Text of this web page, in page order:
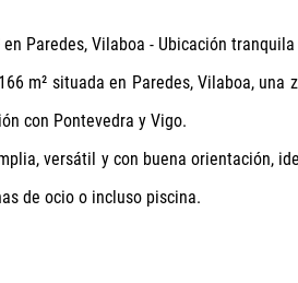
en Paredes, Vilaboa - Ubicación
m² situada en Paredes, Vilaboa,
con Pontevedra y Vigo.
versátil y con buena orientación,
de ocio o incluso piscina.